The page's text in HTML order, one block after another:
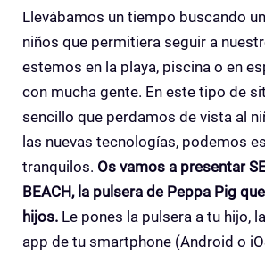
Llevábamos un tiempo buscando
niños que permitiera seguir a
estemos en la playa, piscina o en
con mucha gente. En este tipo de
sencillo que perdamos de vista al
las nuevas tecnologías, podemos
tranquilos. Os vamos a presentar
BEACH, la pulsera de Peppa Pig
hijos. Le pones la pulsera a tu hijo,
app de tu smartphone (Android o